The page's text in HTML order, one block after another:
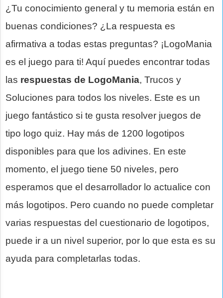
¿Tu conocimiento general y tu memoria están en
buenas condiciones? ¿La respuesta es
afirmativa a todas estas preguntas? ¡LogoMania
es el juego para ti! Aquí puedes encontrar todas
las respuestas de LogoMania, Trucos y
Soluciones para todos los niveles. Este es un
juego fantástico si te gusta resolver juegos de
tipo logo quiz. Hay más de 1200 logotipos
disponibles para que los adivines. En este
momento, el juego tiene 50 niveles, pero
esperamos que el desarrollador lo actualice con
más logotipos. Pero cuando no puede completar
varias respuestas del cuestionario de logotipos,
puede ir a un nivel superior, por lo que esta es su
ayuda para completarlas todas.